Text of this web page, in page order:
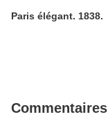
Paris élégant. 1838.
Commentaires